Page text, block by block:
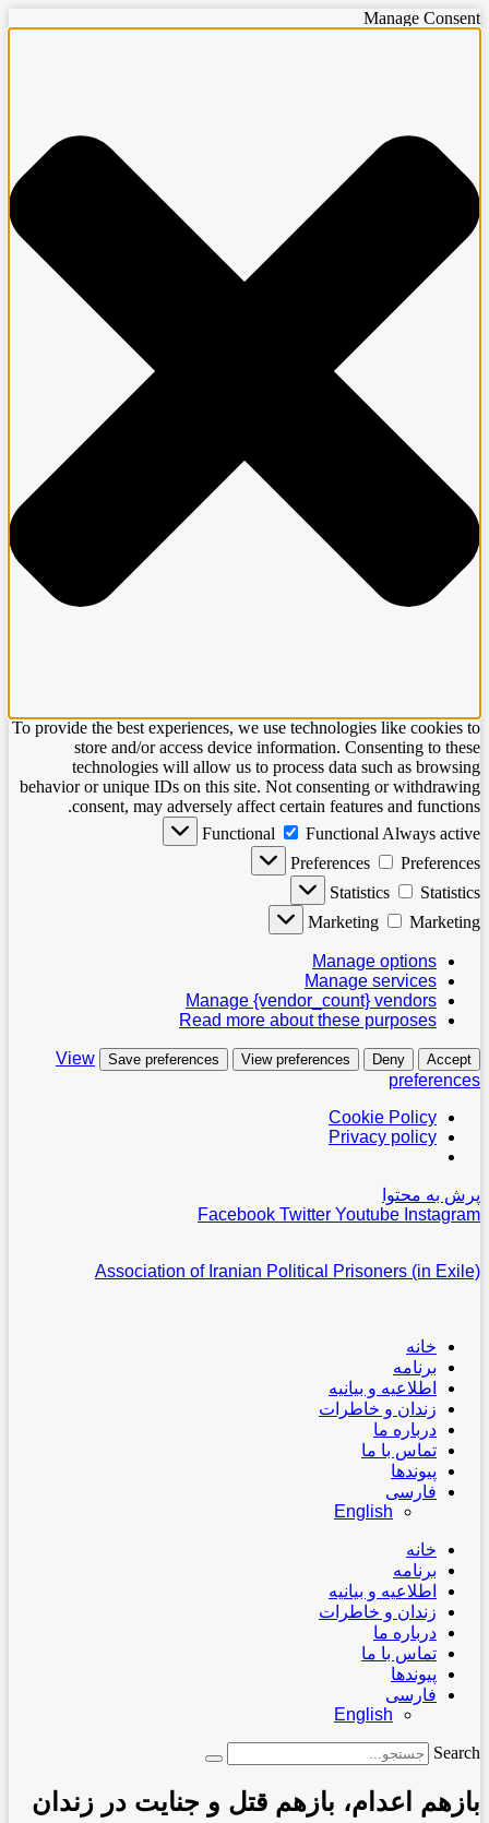
Manage Consent
To provide the best experiences, we use technologies like cookies to
store and/or access device information. Consenting to these
technologies will allow us to process data such as browsing
behavior or unique IDs on this site. Not consenting or withdrawing
consent, may adversely affect certain features and functions.
Functional
Functional Always active
Preferences
Preferences
Statistics
Statistics
Marketing
Marketing
Manage options
Manage services
Manage {vendor_count} vendors
Read more about these purposes
Accept
Deny
View preferences
Save preferences
View
preferences
Cookie Policy
Privacy policy
پرش به محتوا
Facebook Twitter Youtube Instagram
Association of Iranian Political Prisoners (in Exile)
خانه
برنامه
اطلاعیه و بیانیه
زندان و خاطرات
درباره ما
تماس با ما
پیوندها
فارسی
English
خانه
برنامه
اطلاعیه و بیانیه
زندان و خاطرات
درباره ما
تماس با ما
پیوندها
فارسی
English
Search
بازهم اعدام، بازهم قتل و جنایت در زندان